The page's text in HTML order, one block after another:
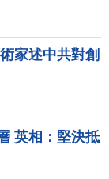
家述中共對創
英相：堅決抵